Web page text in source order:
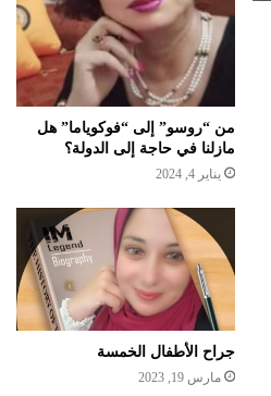
من “روسو” إلى “فوكوياما” هل
مازلنا في حاجة إلى الدولة؟
يناير 4, 2024
جراح الأطفال الخمسة
مارس 19, 2023